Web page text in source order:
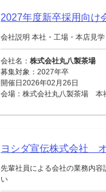
2027年度新卒採用向け
会社説明 本社・工場・本店見
会社名： 株式会社丸八製茶場
募集対象：2027年卒
開催日2026年02月26日
会場：株式会社丸八製茶場 本
ヨシダ宣伝株式会社
先輩社員による会社の業務内
い